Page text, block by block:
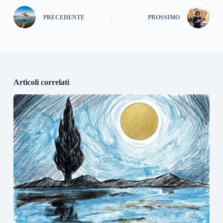
PRECEDENTE PROSSIMO
Articoli correlati